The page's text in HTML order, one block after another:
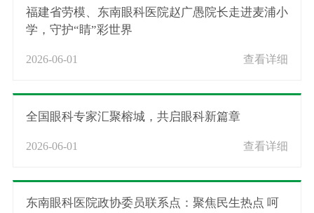
福建省劳模、东南眼科医院赵广愚院长走进麦浦小
学，守护“睛”彩世界
2026-06-01 查看详细
全国眼科专家汇聚榕城，共启眼科新篇章
2026-06-01 查看详细
东南眼科医院政协委员联系点：聚焦民生热点 呵